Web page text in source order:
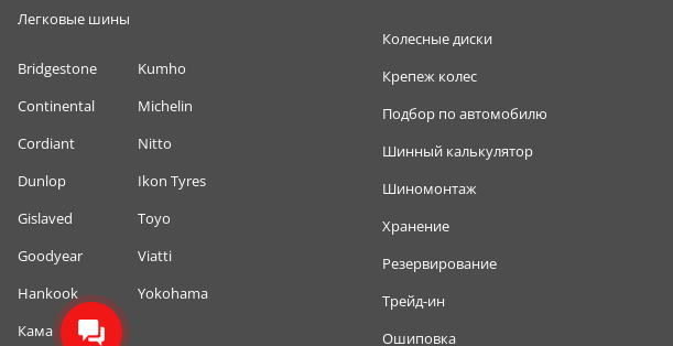
Легковые шины
Bridgestone
Continental
Cordiant
Dunlop
Gislaved
Goodyear
Hankook
Кама
Kumho
Michelin
Nitto
Ikon Tyres
Toyo
Viatti
Yokohama
Колесные диски
Крепеж колес
Подбор по автомобилю
Шинный калькулятор
Шиномонтаж
Хранение
Резервирование
Трейд-ин
Ошиповка